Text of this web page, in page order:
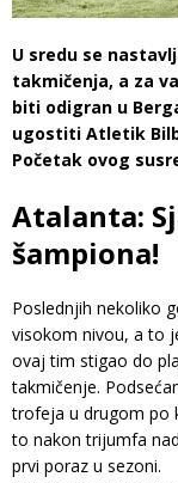
U sredu se
takmičenja, a za
biti odigran u
ugostiti Atletik
Početak ovog
Atalanta:
šampiona!
Poslednjih nekoliko
visokom nivou, a to
ovaj tim stigao do
takmičenje.
trofeja u drugom po
to nakon trijumfa
prvi poraz u sezoni.